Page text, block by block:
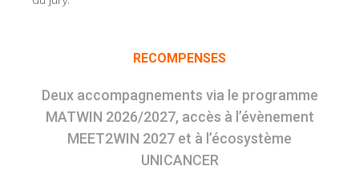
RECOMPENSES
Deux accompagnements via le programme
MATWIN 2026/2027, accès à l’évènement
MEET2WIN 2027 et à l’écosystème
UNICANCER